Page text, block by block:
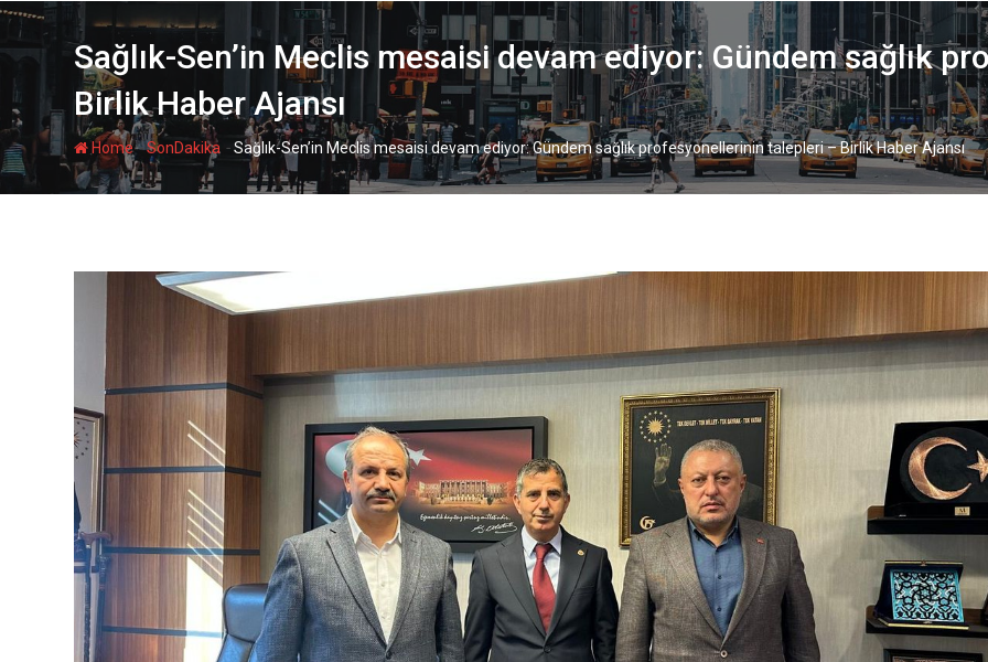
Sağlık-Sen’in Meclis mesaisi devam ediyor: Gündem sağlık
Birlik Haber Ajansı
Home-SonDakika -Sağlık-Sen’in Meclis mesaisi devam ediyor: Gündem sağlık profesyonellerinin talepleri – Birlik Haber Ajansı